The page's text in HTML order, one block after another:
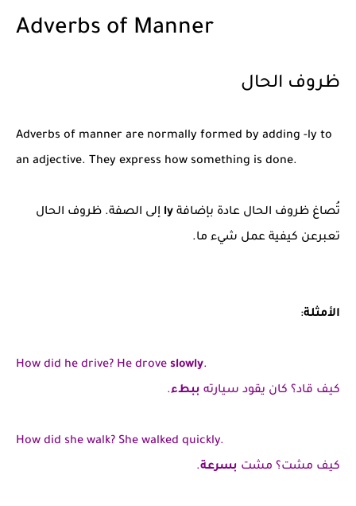
Adverbs of Manner
ظروف الحال
Adverbs of manner are normally formed by adding -ly to
an adjective. They express how something is done.
تُصاغ ظروف الحال عادة بإضافة ly إلى الصفة. ظروف الحال
تعبرعن كيفية عمل شيء ما.
الأمثلة:
How did he drive? He drove slowly.
كيف قاد؟ كان يقود سيارته ببطء.
How did she walk? She walked quickly.
كيف مشت؟ مشت بسرعة.